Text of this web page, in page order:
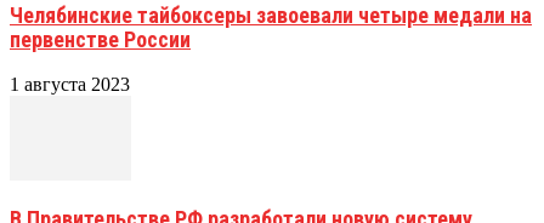
Челябинские тайбоксеры завоевали четыре медали на
первенстве России
1 августа 2023